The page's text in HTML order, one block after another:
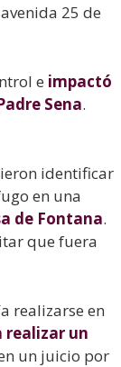
25 de
e impactó
Sena.
identificar
en una
de Fontana.
que fuera
realizarse en
realizar un
un juicio por